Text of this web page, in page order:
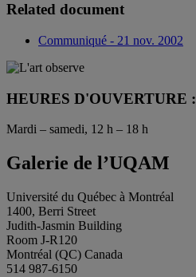
Related document
Communiqué - 21 nov. 2002
HEURES D'OUVERTURE :
Mardi – samedi, 12 h – 18 h
Galerie de l’UQAM
Université du Québec à Montréal
1400, Berri Street
Judith-Jasmin Building
Room J-R120
Montréal (QC) Canada
514 987-6150